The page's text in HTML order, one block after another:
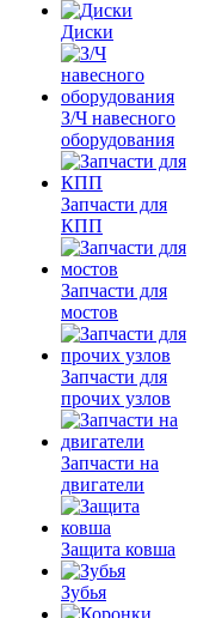
Диски
З/Ч навесного
оборудования
Запчасти для
КПП
Запчасти для
мостов
Запчасти для
прочих узлов
Запчасти на
двигатели
Защита ковша
Зубья